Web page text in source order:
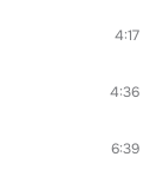
4:17
4:36
6:39